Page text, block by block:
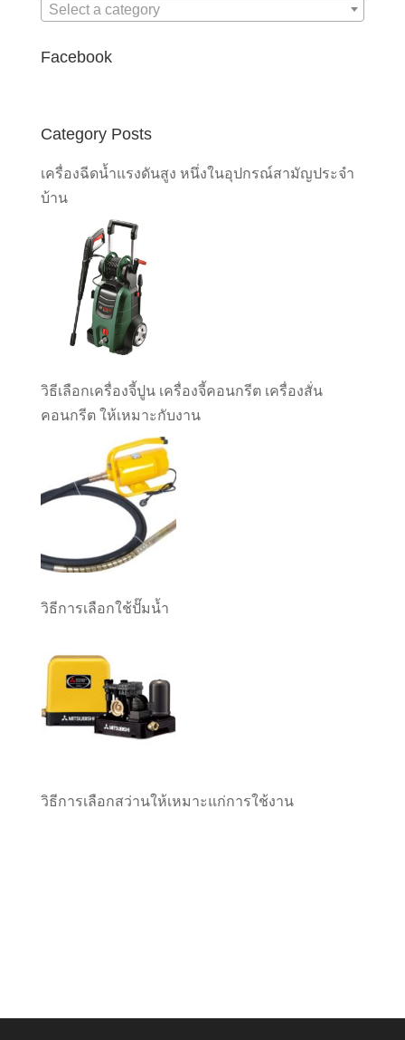
Select a category
Facebook
Category Posts
เครื่องฉีดน้ำแรงดันสูง หนึ่งในอุปกรณ์สามัญประจำ
บ้าน
วิธีเลือกเครื่องจี้ปูน เครื่องจี้คอนกรีต เครื่องสั่น
คอนกรีต ให้เหมาะกับงาน
วิธีการเลือกใช้ปั๊มน้ำ
วิธีการเลือกสว่านให้เหมาะแก่การใช้งาน